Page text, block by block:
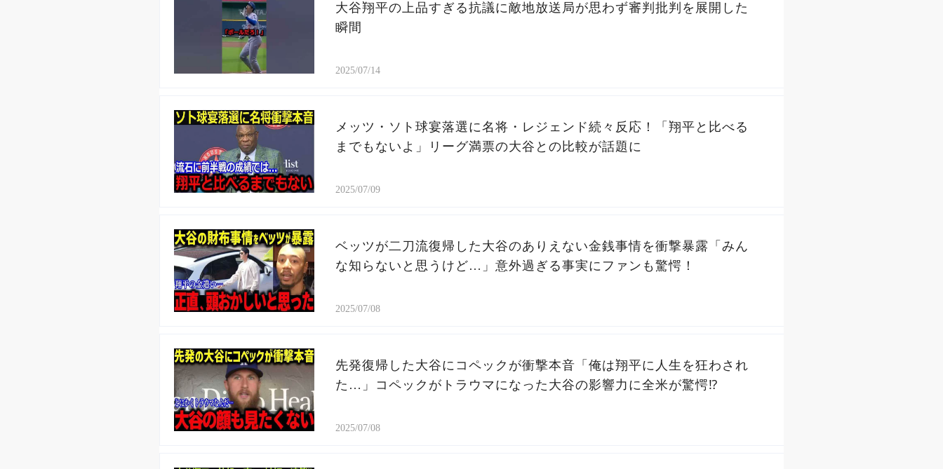
大谷翔平の上品すぎる抗議に敵地放送局が思わず審判批判を展開した
瞬間
2025/07/14
メッツ・ソト球宴落選に名将・レジェンド続々反応！「翔平と比べる
までもないよ」リーグ満票の大谷との比較が話題に
2025/07/09
ベッツが二刀流復帰した大谷のありえない金銭事情を衝撃暴露「みん
な知らないと思うけど…」意外過ぎる事実にファンも驚愕！
2025/07/08
先発復帰した大谷にコペックが衝撃本音「俺は翔平に人生を狂わされ
た…」コペックがトラウマになった大谷の影響力に全米が驚愕⁉
2025/07/08